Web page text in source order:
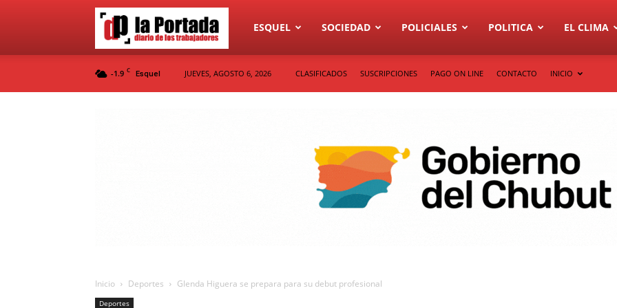
Diario
La
ESQUEL SOCIEDAD POLICIALES POLITICA EL CLIMA
-1.9 C Esquel JUEVES, AGOSTO 6, 2026 CLASIFICADOS SUSCRIPCIONES PAGO ON LINE CONTACTO INICIO
Inicio Deportes Glenda Higuera se prepara para su debut profesional
Deportes